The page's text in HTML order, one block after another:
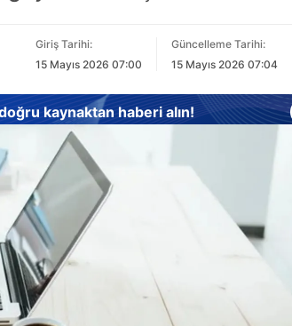
Giriş Tarihi:
15 Mayıs 2026 07:00
Güncelleme Tarihi:
15 Mayıs 2026 07:04
kaynaktan haberi alın!